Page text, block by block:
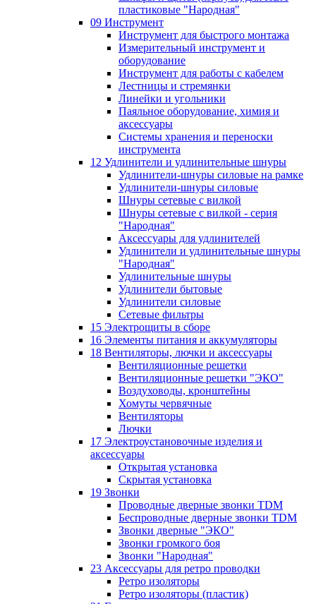
пластиковые "Народная"
09 Инструмент
Инструмент для быстрого монтажа
Измерительный инструмент и
оборудование
Инструмент для работы с кабелем
Лестницы и стремянки
Линейки и угольники
Паяльное оборудование, химия и
аксессуары
Системы хранения и переноски
инструмента
12 Удлинители и удлинительные шнуры
Удлинители-шнуры силовые на рамке
Удлинители-шнуры силовые
Шнуры сетевые с вилкой
Шнуры сетевые с вилкой - серия
"Народная"
Аксессуары для удлинителей
Удлинители и удлинительные шнуры
"Народная"
Удлинительные шнуры
Удлинители бытовые
Удлинители силовые
Сетевые фильтры
15 Электрощиты в сборе
16 Элементы питания и аккумуляторы
18 Вентиляторы, лючки и аксессуары
Вентиляционные решетки
Вентиляционные решетки "ЭКО"
Воздуховоды, кронштейны
Хомуты червячные
Вентиляторы
Лючки
17 Электроустановочные изделия и
аксессуары
Открытая установка
Скрытая установка
19 Звонки
Проводные дверные звонки TDM
Беспроводные дверные звонки TDM
Звонки дверные "ЭКО"
Звонки громкого боя
Звонки "Народная"
23 Аксессуары для ретро проводки
Ретро изоляторы
Ретро изоляторы (пластик)